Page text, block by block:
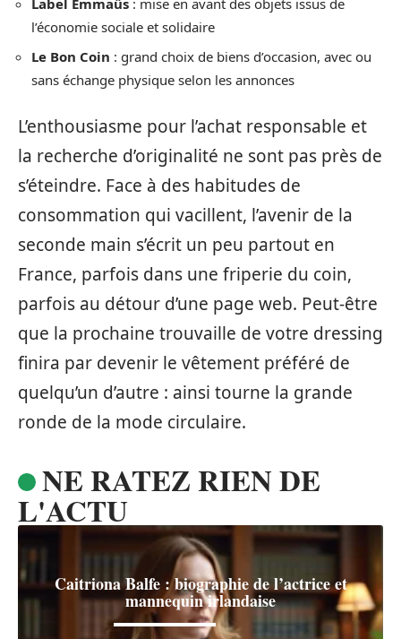
l’économie sociale et solidaire
Le Bon Coin : grand choix de biens d’occasion, avec ou
sans échange physique selon les annonces
L’enthousiasme pour l’achat responsable et
la recherche d’originalité ne sont pas près de
s’éteindre. Face à des habitudes de
consommation qui vacillent, l’avenir de la
seconde main s’écrit un peu partout en
France, parfois dans une friperie du coin,
parfois au détour d’une page web. Peut-être
que la prochaine trouvaille de votre dressing
finira par devenir le vêtement préféré de
quelqu’un d’autre : ainsi tourne la grande
ronde de la mode circulaire.
NE RATEZ RIEN DE
L'ACTU
Caitriona Balfe : biographie de l’actrice et
mannequin irlandaise